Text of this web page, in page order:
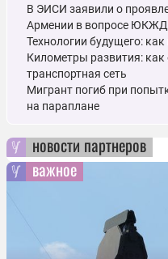
В ЭИСИ заявили о
Армении в вопросе ЮКЖД
Технологии будущего:
Километры развития:
транспортная сеть
Мигрант погиб при
на параплане
новости партнеров
важное